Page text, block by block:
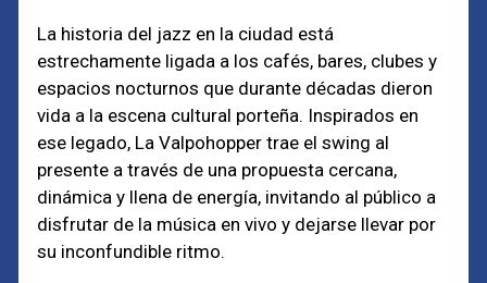
La historia del jazz en la ciudad está
estrechamente ligada a los cafés, bares, clubes y
espacios nocturnos que durante décadas dieron
vida a la escena cultural porteña. Inspirados en
ese legado, La Valpohopper trae el swing al
presente a través de una propuesta cercana,
dinámica y llena de energía, invitando al público a
disfrutar de la música en vivo y dejarse llevar por
su inconfundible ritmo.